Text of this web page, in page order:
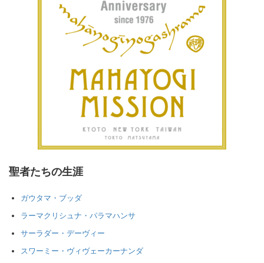
聖者たちの生涯
ガウタマ・ブッダ
ラーマクリシュナ・パラマハンサ
サーラダー・デーヴィー
スワーミー・ヴィヴェーカーナンダ